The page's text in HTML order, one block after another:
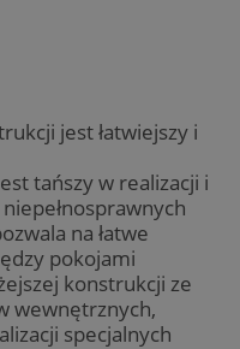
jest łatwiejszy i
tańszy w realizacji i
na łatwe
pokojami
konstrukcji ze
wewnętrznych,
specjalnych